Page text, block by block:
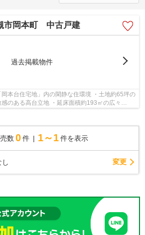
市岡本町 中古戸建
過去掲載物件
岡本台住宅地」内の閑静な住環境 ・土地約65坪の
のある高台立地 ・延床面積約193㎡の広々
数 0 件 1～1 件を表示
し 変更